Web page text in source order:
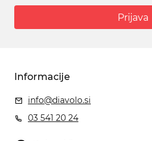
Prijava
Informacije
info@diavolo.si
03 541 20 24